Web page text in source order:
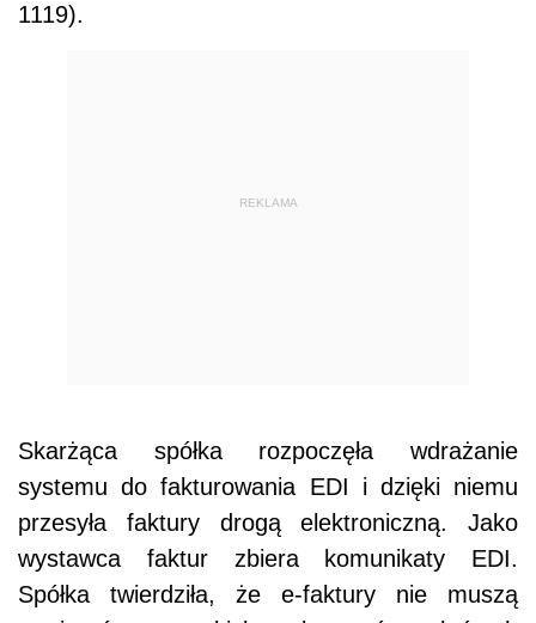
1119).
REKLAMA
Skarżąca spółka rozpoczęła wdrażanie
systemu do fakturowania EDI i dzięki niemu
przesyła faktury drogą elektroniczną. Jako
wystawca faktur zbiera komunikaty EDI.
Spółka twierdziła, że e-faktury nie muszą